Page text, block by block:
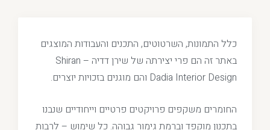
כלל התמונות, השרטוטים, התכנים והעבודות המוצגים
באתר זה הם פרי יצירתה של שירן דדיה – Shiran
Dadia Interior Design והם מוגנים בזכויות יוצרים.
החומרים משקפים פרויקטים פרטיים וייחודיים שנבנו
בתכנון מוקפד וברמת גימור גבוהה. כל שימוש – לרבות